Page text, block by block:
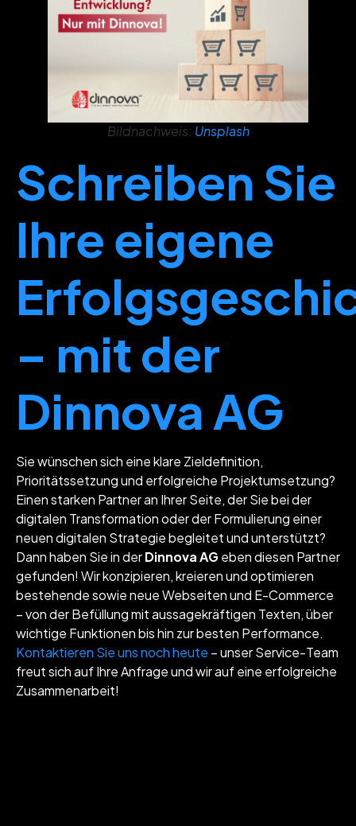
Bildnachweis: Unsplash
Schreiben Sie
Ihre eigene
– mit der
Dinnova AG
Sie wünschen sich eine klare Zieldefinition,
Prioritätssetzung und erfolgreiche Projektumsetzung?
Einen starken Partner an Ihrer Seite, der Sie bei der
digitalen Transformation oder der Formulierung einer
neuen digitalen Strategie begleitet und unterstützt?
Dann haben Sie in derDinnova AGeben diesen Partner
gefunden! Wir konzipieren, kreieren und optimieren
bestehende sowie neue Webseiten und E-Commerce
– von der Befüllung mit aussagekräftigen Texten, über
wichtige Funktionen bis hin zur besten Performance.
Kontaktieren Sie uns noch heute – unser Service-Team
freut sich auf Ihre Anfrage und wir auf eine erfolgreiche
Zusammenarbeit!